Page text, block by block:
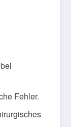
Fehler.